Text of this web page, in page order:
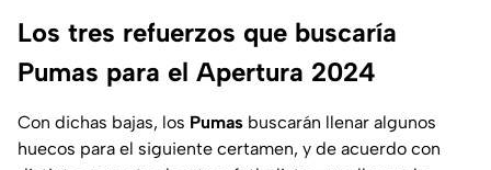
Los tres refuerzos que buscaría
Pumas para el Apertura 2024
Con dichas bajas, los Pumas buscarán llenar algunos
huecos para el siguiente certamen, y de acuerdo con